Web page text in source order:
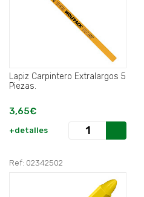
Lapiz Carpintero Extralargos 5
Piezas.
3,65€
+detalles
Ref: 02342502